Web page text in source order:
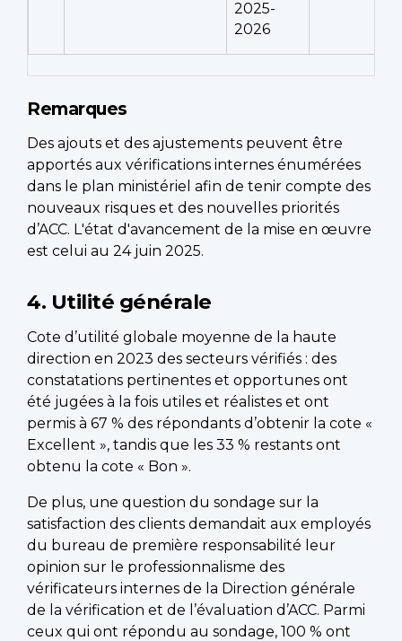
2025-
2026
Remarques
Des ajouts et des ajustements peuvent être
apportés aux vérifications internes énumérées
dans le plan ministériel afin de tenir compte des
nouveaux risques et des nouvelles priorités
d’ACC. L'état d'avancement de la mise en œuvre
est celui au 24 juin 2025.
4. Utilité générale
Cote d’utilité globale moyenne de la haute
direction en 2023 des secteurs vérifiés : des
constatations pertinentes et opportunes ont
été jugées à la fois utiles et réalistes et ont
permis à 67 % des répondants d’obtenir la cote «
Excellent », tandis que les 33 % restants ont
obtenu la cote « Bon ».
De plus, une question du sondage sur la
satisfaction des clients demandait aux employés
du bureau de première responsabilité leur
opinion sur le professionnalisme des
vérificateurs internes de la Direction générale
de la vérification et de l’évaluation d’ACC. Parmi
ceux qui ont répondu au sondage, 100 % ont